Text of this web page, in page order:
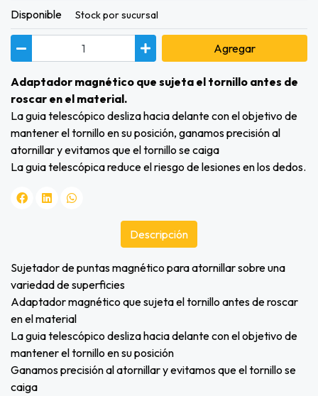
Disponible Stock por sucursal
Agregar
Adaptador magnético que sujeta el tornillo antes de
roscar en el material.
La guia telescópico desliza hacia delante con el objetivo de
mantener el tornillo en su posición, ganamos precisión al
atornillar y evitamos que el tornillo se caiga
La guia telescópica reduce el riesgo de lesiones en los dedos.
Sujetador de puntas magnético para atornillar sobre una
variedad de superficies
Adaptador magnético que sujeta el tornillo antes de roscar
en el material
La guia telescópico desliza hacia delante con el objetivo de
mantener el tornillo en su posición
Ganamos precisión al atornillar y evitamos que el tornillo se
caiga
Descripción